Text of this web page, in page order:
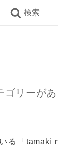
検索
ゴリーが
る「tamaki